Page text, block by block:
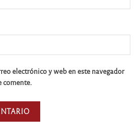
electrónico y web en este navegador
comente.